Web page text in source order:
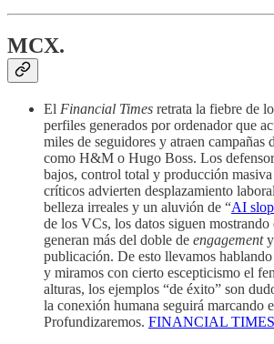
MCX.
El Financial Times retrata la fiebre de
perfiles generados por ordenador que
miles de seguidores y atraen campañas
como H&M o Hugo Boss. Los
bajos, control total y producción
críticos advierten desplazamiento
belleza irreales y un aluvión de “AI slop
de los VCs, los datos siguen mostrando
generan más del doble de engagementy
publicación. De esto llevamos hablando
y miramos con cierto escepticismo el
alturas, los ejemplos “de éxito” son
la conexión humana seguirá marcando
Profundizaremos. FINANCIAL TIMES